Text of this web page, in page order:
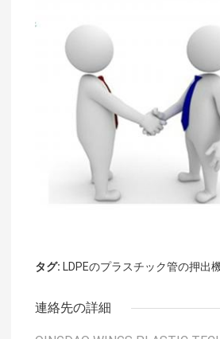
タグ: LDPEのプラスチック管の押出
連絡先の詳細